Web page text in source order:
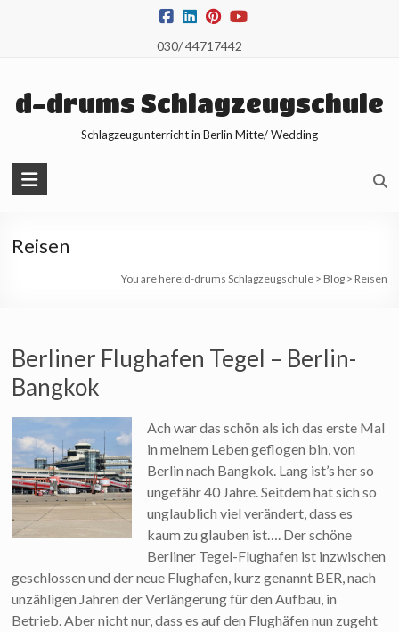
030/ 44717442
d-drums Schlagzeugschule
Schlagzeugunterricht in Berlin Mitte/ Wedding
Reisen
You are here:d-drums Schlagzeugschule> Blog> Reisen
Berliner Flughafen Tegel – Berlin-
Bangkok
Ach war das schön als ich das erste Mal
in meinem Leben geflogen bin, von
Berlin nach Bangkok. Lang ist’s her so
ungefähr 40 Jahre. Seitdem hat sich so
unglaublich viel verändert, dass es
kaum zu glauben ist…. Der schöne
Berliner Tegel-Flughafen ist inzwischen
geschlossen und der neue Flughafen, kurz genannt BER, nach
unzähligen Jahren der Verlängerung für den Aufbau, in
Betrieb. Aber nicht nur, dass es auf den Flughäfen nun zugeht